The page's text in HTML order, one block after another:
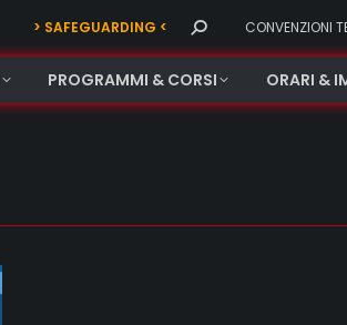
> SAFEGUARDING < Search: CONVENZIONI
PROGRAMMI & CORSI ORARI &